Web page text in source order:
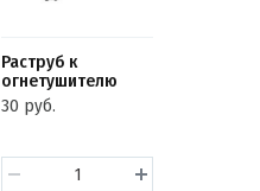
Раструб к
огнетушителю
ОУ-1,2,3
30 руб.